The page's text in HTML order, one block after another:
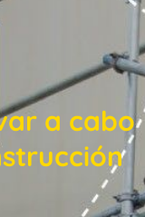
a cabo